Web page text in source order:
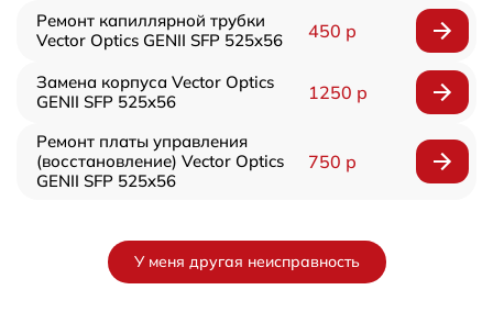
Ремонт капиллярной трубки
Vector Optics GENII SFP 525x56
450 р
Замена корпуса Vector Optics
GENII SFP 525x56
1250 р
Ремонт платы управления
(восстановление) Vector Optics
GENII SFP 525x56
750 р
У меня другая неисправность